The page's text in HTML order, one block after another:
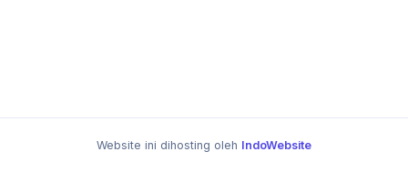
Website ini dihosting oleh IndoWebsite